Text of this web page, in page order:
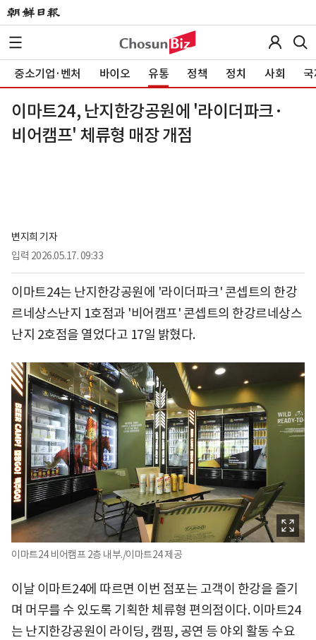
중소기업·벤처 바이오 유통 정책 정치 사회
이마트24, 난지한강공원에 '라이더파크·
비어캠프' 체류형 매장 개점
변지희 기자
입력 2026.05.17. 09:33
이마트24는 난지한강공원에 '라이더파크' 콘셉트의 한강
르네상스난지 1호점과 '비어캠프' 콘셉트의 한강르네상스
난지 2호점을 열었다고 17일 밝혔다.
이마트24 비어캠프 2층 내부./이마트24 제공
이날 이마트24에 따르면 이번 점포는 고객이 한강을 즐기
며 머무를 수 있도록 기획한 체류형 편의점이다. 이마트24
는 난지한강공원이 라이딩, 캠핑, 공연 등 야외 활동 수요